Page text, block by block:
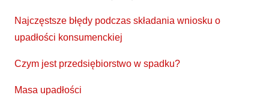
Najczęstsze błędy podczas składania wniosku o
upadłości konsumenckiej
Czym jest przedsiębiorstwo w spadku?
Masa upadłości